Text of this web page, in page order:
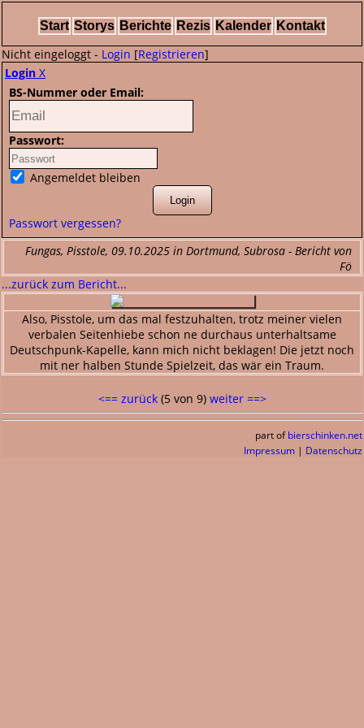
Start Storys Berichte Rezis Kalender Kontakt
Nicht eingeloggt - Login [Registrieren]
Login X
BS-Nummer oder Email:
Passwort:
Angemeldet bleiben
Passwort vergessen?
Fungas, Pisstole, 09.10.2025 in Dortmund, Subrosa - Bericht von
Fö
...zurück zum Bericht...
Also, Pisstole, um das mal festzuhalten, trotz meiner vielen
verbalen Seitenhiebe schon ne durchaus unterhaltsame
Deutschpunk-Kapelle, kann mich nicht beklagen! Die jetzt noch
mit ner halben Stunde Spielzeit, das wär ein Traum.
<== zurück(5 von 9) weiter ==>
part of bierschinken.net
Impressum | Datenschutz